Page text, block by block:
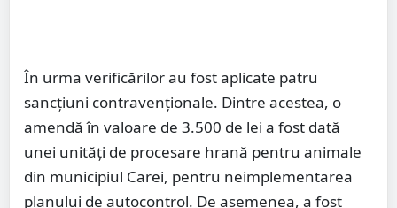
În urma verificărilor au fost aplicate patru
sancțiuni contravenționale. Dintre acestea, o
amendă în valoare de 3.500 de lei a fost dată
unei unități de procesare hrană pentru animale
din municipiul Carei, pentru neimplementarea
planului de autocontrol. De asemenea, a fost